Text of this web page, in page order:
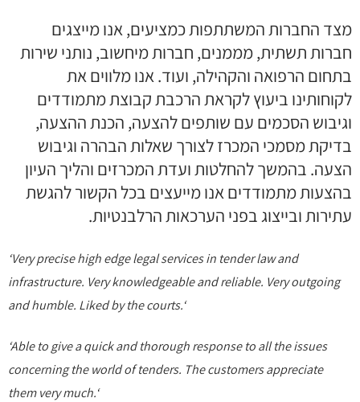
מצד החברות המשתתפות כמציעים, אנו מייצגים
חברות תשתית, מממנים, חברות מיחשוב, נותני שירות
בתחום הרפואה והקהילה, ועוד. אנו מלווים את
לקוחותינו ביעוץ לקראת הרכבת קבוצת מתמודדים
וגיבוש הסכמים עם שותפים להצעה, הכנת ההצעה,
בדיקת מסמכי המכרז לצורך שאלות הבהרה וגיבוש
הצעה. בהמשך להחלטות ועדת המכרזים והליך העיון
בהצעות מתמודדים אנו מייעצים בכל הקשור להגשת
עתירות ובייצוג בפני הערכאות הרלבנטיות.
‘Very precise high edge legal services in tender law and
infrastructure. Very knowledgeable and reliable. Very outgoing
and humble. Liked by the courts.‘
‘Able to give a quick and thorough response to all the issues
concerning the world of tenders. The customers appreciate
them very much.‘